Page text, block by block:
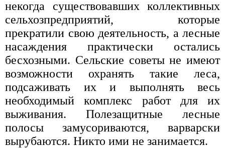
некогда существовавших коллективных
сельхозпредприятий, которые
прекратили свою деятельность, а лесные
насаждения практически остались
бесхозными. Сельские советы не имеют
возможности охранять такие леса,
подсаживать их и выполнять весь
необходимый комплекс работ для их
выживания. Полезащитные лесные
полосы замусориваются, варварски
вырубаются. Никто ими не занимается.